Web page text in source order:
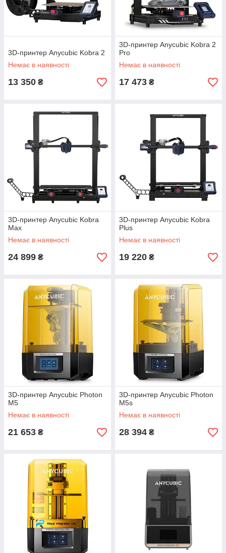
3D-принтер Anycubic Kobra 2
Немає в наявності
13 350 ₴
3D-принтер Anycubic Kobra 2
Pro
Немає в наявності
17 473 ₴
3D-принтер Anycubic Kobra
Max
Немає в наявності
24 899 ₴
3D-принтер Anycubic Kobra
Plus
Немає в наявності
19 220 ₴
3D-принтер Anycubic Photon
M5
Немає в наявності
21 653 ₴
3D-принтер Anycubic Photon
M5s
Немає в наявності
28 394 ₴